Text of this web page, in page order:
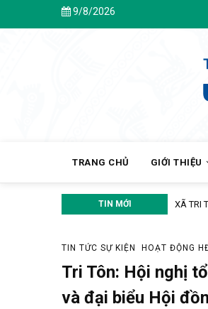
9/8/2026
NAVIGATION
TRANG CHỦ GIỚI THIỆU
TIN MỚI XÃ TRI TÔN SƠ
TIN TỨC SỰ KIỆN HOẠT ĐỘNG
Tri Tôn: Hội nghị
và đại biểu Hội